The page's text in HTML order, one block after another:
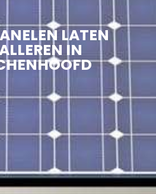
LATEN
IN